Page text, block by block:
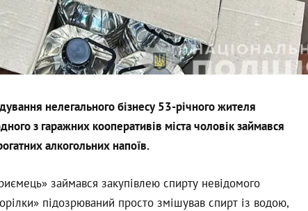
нелегального бізнесу 53-річного жителя
з гаражних кооперативів міста чоловік займався
алкогольних напоїв.
займався закупівлею спирту невідомого
підозрюваний просто змішував спирт із водою,